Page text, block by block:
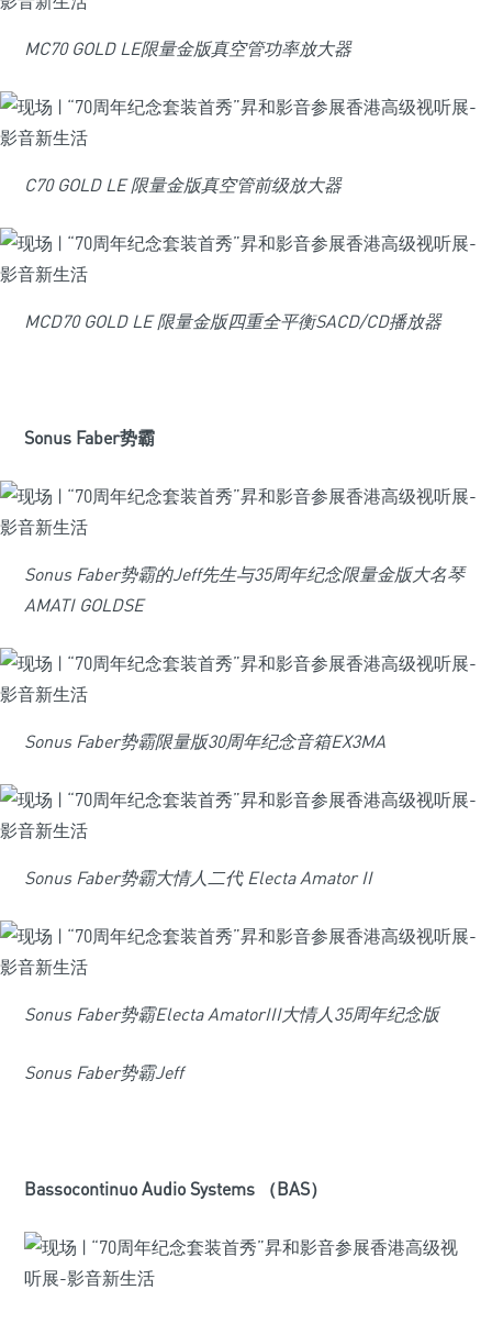
MC70 GOLD LE限量金版真空管功率放大器
C70 GOLD LE 限量金版真空管前级放大器
MCD70 GOLD LE 限量金版四重全平衡SACD/CD播放器
Sonus Faber势霸
Sonus Faber势霸的Jeff先生与35周年纪念限量金版大名琴
AMATI GOLDSE
Sonus Faber势霸限量版30周年纪念音箱EX3MA
Sonus Faber势霸大情人二代 Electa Amator II
Sonus Faber势霸Electa AmatorIII大情人35周年纪念版
Sonus Faber势霸Jeff
Bassocontinuo Audio Systems （BAS）